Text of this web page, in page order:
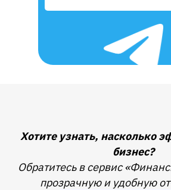
Хотите узнать, насколько
бизнес?
Обратитесь в сервис
прозрачную и удобную